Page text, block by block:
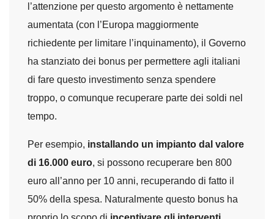
l’attenzione per questo argomento è nettamente
aumentata (con l’Europa maggiormente
richiedente per limitare l’inquinamento), il Governo
ha stanziato dei bonus per permettere agli italiani
di fare questo investimento senza spendere
troppo, o comunque recuperare parte dei soldi nel
tempo.
Per esempio, installando un impianto dal valore
di 16.000 euro, si possono recuperare ben 800
euro all’anno per 10 anni, recuperando di fatto il
50% della spesa. Naturalmente questo bonus ha